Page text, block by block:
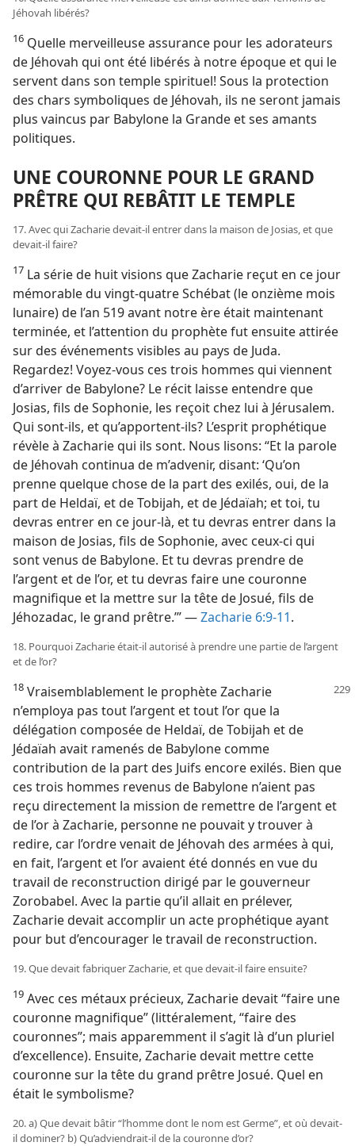
Jéhovah libérés?
16 Quelle merveilleuse assurance pour les adorateurs
de Jéhovah qui ont été libérés à notre époque et qui le
servent dans son temple spirituel! Sous la protection
des chars symboliques de Jéhovah, ils ne seront jamais
plus vaincus par Babylone la Grande et ses amants
politiques.
UNE COURONNE POUR LE GRAND
PRÊTRE QUI REBÂTIT LE TEMPLE
17. Avec qui Zacharie devait-​il entrer dans la maison de Josias, et que
devait-​il faire?
17 La série de huit visions que Zacharie reçut en ce jour
mémorable du vingt-quatre Schébat (le onzième mois
lunaire) de l’an 519 avant notre ère était maintenant
terminée, et l’attention du prophète fut ensuite attirée
sur des événements visibles au pays de Juda.
Regardez! Voyez-​vous ces trois hommes qui viennent
d’arriver de Babylone? Le récit laisse entendre que
Josias, fils de Sophonie, les reçoit chez lui à Jérusalem.
Qui sont-​ils, et qu’apportent-​ils? L’esprit prophétique
révèle à Zacharie qui ils sont. Nous lisons: “Et la parole
de Jéhovah continua de m’advenir, disant: ‘Qu’on
prenne quelque chose de la part des exilés, oui, de la
part de Heldaï, et de Tobijah, et de Jédaïah; et toi, tu
devras entrer en ce jour-​là, et tu devras entrer dans la
maison de Josias, fils de Sophonie, avec ceux-ci qui
sont venus de Babylone. Et tu devras prendre de
l’argent et de l’or, et tu devras faire une couronne
magnifique et la mettre sur la tête de Josué, fils de
Jéhozadac, le grand prêtre.’” —Zacharie 6:9-11.
18. Pourquoi Zacharie était-​il autorisé à prendre une partie de l’argent
et de l’or?
18 Vraisemblablement le prophète Zacharie
n’employa pas tout l’argent et tout l’or que la
délégation composée de Heldaï, de Tobijah et de
Jédaïah avait ramenés de Babylone comme
contribution de la part des Juifs encore exilés. Bien que
ces trois hommes revenus de Babylone n’aient pas
reçu directement la mission de remettre de l’argent et
de l’or à Zacharie, personne ne pouvait y trouver à
redire, car l’ordre venait de Jéhovah des armées à qui,
en fait, l’argent et l’or avaient été donnés en vue du
travail de reconstruction dirigé par le gouverneur
Zorobabel. Avec la partie qu’il allait en prélever,
Zacharie devait accomplir un acte prophétique ayant
pour but d’encourager le travail de reconstruction.
19. Que devait fabriquer Zacharie, et que devait-​il faire ensuite?
19 Avec ces métaux précieux, Zacharie devait “faire une
couronne magnifique” (littéralement, “faire des
couronnes”; mais apparemment il s’agit là d’un pluriel
d’excellence). Ensuite, Zacharie devait mettre cette
couronne sur la tête du grand prêtre Josué. Quel en
était le symbolisme?
20. a) Que devait bâtir “l’homme dont le nom est Germe”, et où devait-​
il dominer? b) Qu’adviendrait-​il de la couronne d’or?